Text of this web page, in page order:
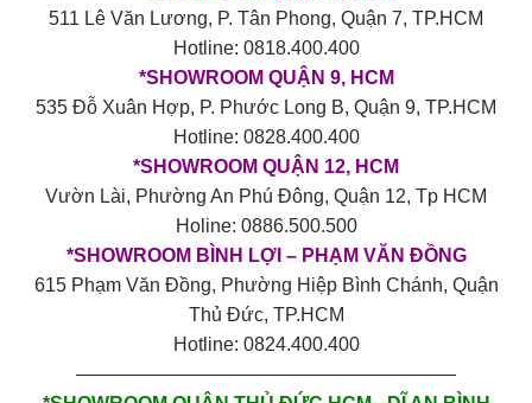
511 Lê Văn Lương, P. Tân Phong, Quận 7, TP.HCM
Hotline: 0818.400.400
*SHOWROOM QUẬN 9, HCM
535 Đỗ Xuân Hợp, P. Phước Long B, Quận 9, TP.HCM
Hotline: 0828.400.400
*SHOWROOM QUẬN 12, HCM
Vườn Lài, Phường An Phú Đông, Quận 12, Tp HCM
Holine: 0886.500.500
*SHOWROOM BÌNH LỢI – PHẠM VĂN ĐỒNG
615 Phạm Văn Đồng, Phường Hiệp Bình Chánh, Quận
Thủ Đức, TP.HCM
Hotline: 0824.400.400
————————————————————